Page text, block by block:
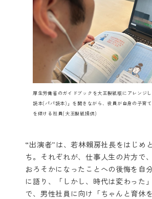
厚生労働省のガイドブックを大王製紙版にアレンジ
読本(パパ読本)」を開きながら、役員が自身の子育
を傾ける社員(大王製紙提供)
“出演者”は、若林賴房社長をはじめ
ち。それぞれが、仕事人生の片方で
おろそかになったことへの後悔を自
に語り、「しかし、時代は変わった
で、男性社員に向け「ちゃんと育休